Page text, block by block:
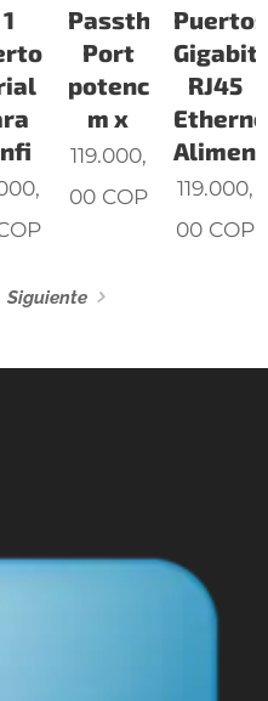
Passthrough
Port
potencia
m x
119.000,
00COP
Puertos
Gigabit
RJ45
Aliment
119.000,
00COP
Siguiente